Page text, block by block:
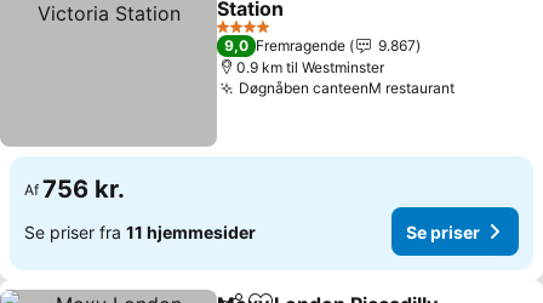
Station
Se priser
4 Stjerner
9,0 Fremragende
9.867
0.9 km til Westminster
Døgnåben canteenM restaurantSe priser
Af 756 kr.
Se priser fra 11 hjemmesider Se priser